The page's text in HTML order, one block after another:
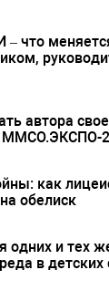
– что
автора
ММСО.ЭКСПО-
как
обелиск
одних и тех
в детских